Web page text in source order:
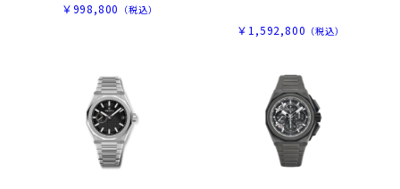
￥998,800 （税込）
￥1,592,800 （税込）